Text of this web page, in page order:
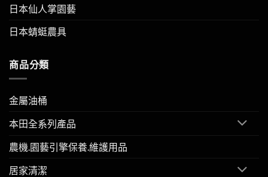
日本仙人掌園藝
日本蜻蜓農具
商品分類
金屬油桶
本田全系列產品
農機.園藝引擎保養.維護用品
居家清潔